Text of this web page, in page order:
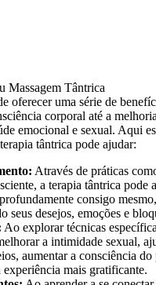
Massagem Tântrica
oferecer uma série de
corporal até a
emocional e sexual. Aqui
tântrica pode ajudar:
Através de práticas
a terapia tântrica pode
consigo mesmo,
seus desejos, emoções e
Ao explorar técnicas
a intimidade sexual,
aumentar a consciência do
mais gratificante.